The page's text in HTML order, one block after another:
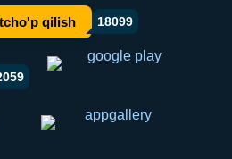
qilish 18099
ulashish
orqali ulashish